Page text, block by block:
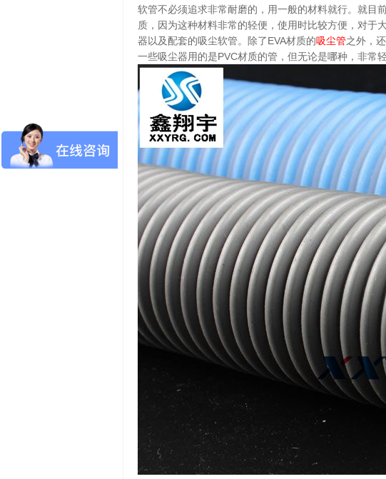
软管不必须追求非常耐磨的，用一般的材料就行。就目
质，因为这种材料非常的轻便，使用时比较方便，对于
器以及配套的吸尘软管。除了EVA材质的吸尘管之外，
一些吸尘器用的是PVC材质的管，但无论是哪种，非常